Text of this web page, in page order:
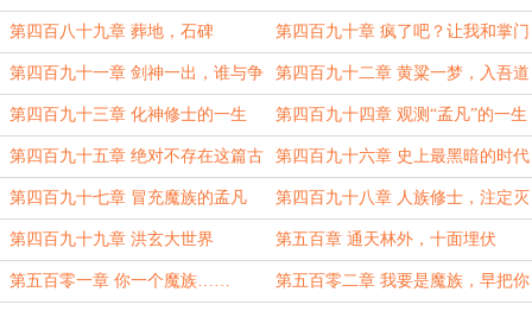
旧人哭？
第四百八十九章 葬地，石碑 第四百九十章 疯了吧？让我和掌门
交手？
第四百九十一章 剑神一出，谁与争
锋
第四百九十二章 黄粱一梦，入吾道
统
第四百九十三章 化神修士的一生 第四百九十四章 观测“孟凡”的一生
第四百九十五章 绝对不存在这篇古
史！
第四百九十六章 史上最黑暗的时代
第四百九十七章 冒充魔族的孟凡 第四百九十八章 人族修士，注定灭
绝
第四百九十九章 洪玄大世界 第五百章 通天林外，十面埋伏
第五百零一章 你一个魔族…… 第五百零二章 我要是魔族，早把你